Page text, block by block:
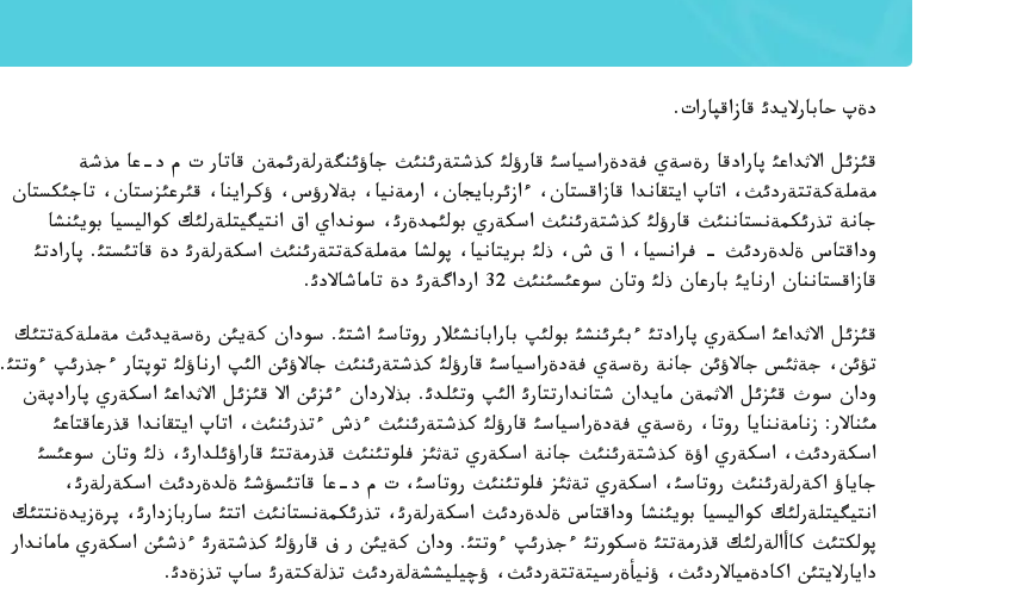
دةپ حابارلايدئ قازاقپارات.
قئزئل الاثداعئ پارادقا رةسةي فةدةراسياسئ قارؤلئ كذشتةرئنئث جاؤئنگةرلةرئمةن قاتار ت م د-عا مذشة
مةملةكةتتةردئث، اتاپ ايتقاندا قازاقستان، ءازئربايجان، ارمةنيا، بةلارؤس، ؤكراينا، قئرعئزستان، تاجئكستان
جانة تذرئكمةنستاننئث قارؤلئ كذشتةرئنئث اسكةري بولئمدةرئ، سونداي اق انتيگيتلةرلئك كواليسيا بويئنشا
وداقتاس ةلدةردئث - فرانسيا، ا ق ش، ذلئ بريتانيا، پولشا مةملةكةتتةرئنئث اسكةرلةرئ دة قاتئستئ. پارادتئ
قازاقستاننان ارنايئ بارعان ذلئ وتان سوعئسئنئث 32 ارداگةرئ دة تاماشالادئ.
قئزئل الاثداعئ اسكةري پارادتئ ءبئرئنشئ بولئپ بارابانشئلار روتاسئ اشتئ. سودان كةيئن رةسةيدئث مةملةكةتتئك
تؤئن، جةثئس جالاؤئن جانة رةسةي فةدةراسياسئ قارؤلئ كذشتةرئنئث جالاؤئن الئپ ارناؤلئ توپتار ءجذرئپ ءوتتئ.
ودان سوث قئزئل الاثمةن مايدان شتاندارتتارئ الئپ وتئلدئ. بذلاردان ءئزئن الا قئزئل الاثداعئ اسكةري پارادپةن
مئنالار: زنامةننايا روتا، رةسةي فةدةراسياسئ قارؤلئ كذشتةرئنئث ءذش ءتذرئنئث، اتاپ ايتقاندا قذرعاقتاعئ
اسكةردئث، اسكةري اؤة كذشتةرئنئث جانة اسكةري تةثئز فلوتئنئث قذرمةتتئ قاراؤئلدارئ، ذلئ وتان سوعئسئ
جاياؤ اكةرلةرئنئث روتاسئ، اسكةري تةثئز فلوتئنئث روتاسئ، ت م د-عا قاتئسؤشئ ةلدةردئث اسكةرلةرئ،
انتيگيتلةرلئك كواليسيا بويئنشا وداقتاس ةلدةردئث اسكةرلةرئ، تذرئكمةنستانئث اتتئ ساربازدارئ، پرةزيدةنتتئك
پولكتئث كاأالةرلئك قذرمةتتئ ةسكورتئ ءجذرئپ ءوتتئ. ودان كةيئن ر ف قارؤلئ كذشتةرئ ءذشئن اسكةري ماماندار
دايارلايتئن اكادةميالاردئث، ؤنيأةرسيتةتتةردئث، ؤچيليششةلةردئث تذلةكتةرئ ساپ تذزةدئ.